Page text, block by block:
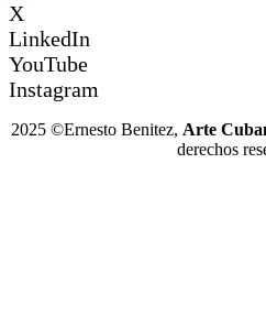
X
LinkedIn
YouTube
Instagram
2025 ©Ernesto Benitez, Arte
derechos